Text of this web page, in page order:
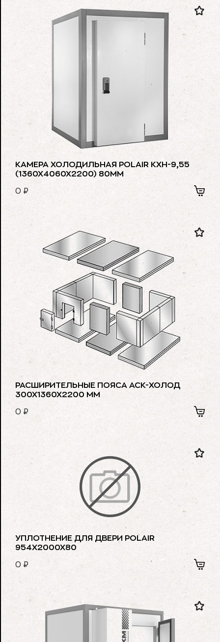
КАМЕРА ХОЛОДИЛЬНАЯ POLAIR КХН-9,55
(1360Х4060Х2200) 80ММ
0 ₽
РАСШИРИТЕЛЬНЫЕ ПОЯСА АСК-ХОЛОД
300Х1360Х2200 ММ
0 ₽
УПЛОТНЕНИЕ ДЛЯ ДВЕРИ POLAIR
954Х2000Х80
0 ₽